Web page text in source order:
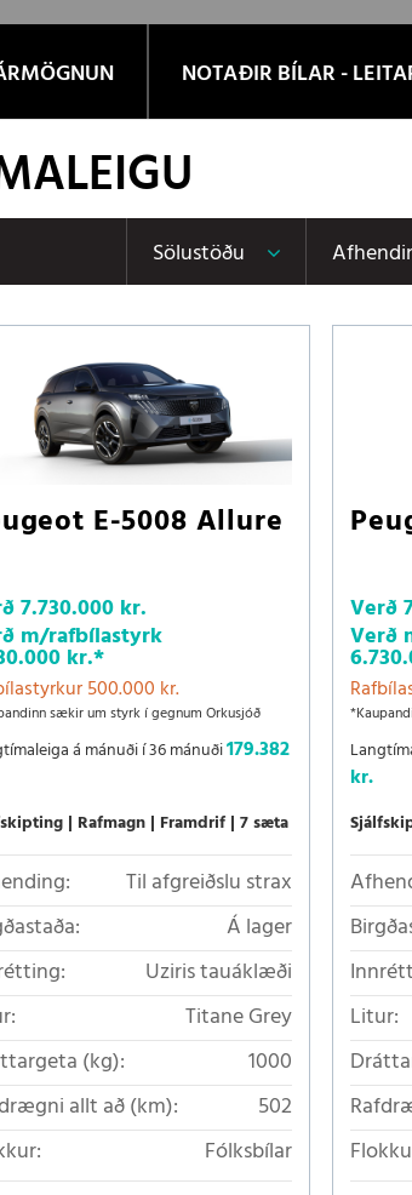
NOTAÐIR BÍLAR -
Sölustöðu
E-5008 Allure
7.730.000 kr.
m/rafbílastyrk
kr.*
500.000 kr.
sækir um styrk í gegnum Orkusjóð
á mánuði í 36 mánuði179.382
Rafmagn Framdrif 7 sæta
Til afgreiðslu strax
Á lager
Uziris tauáklæði
Titane Grey
(kg):
1000
allt að (km):
502
Fólksbílar
Verð
Verð
kr.
Litur: